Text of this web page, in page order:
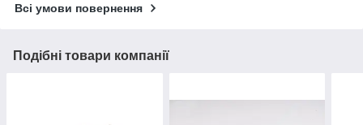
Всі умови повернення
Подібні товари компанії